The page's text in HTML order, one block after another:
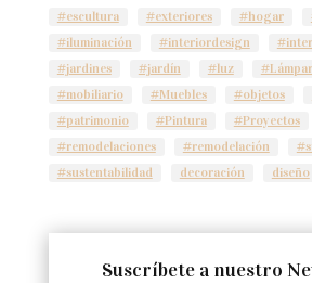
#escultura
#exteriores #hogar
#iluminación
#interiordesign
#jardines
#jardín #luz
#mobiliario
#Muebles #objetos
#patrimonio
#Pintura
#Proyectos
#remodelaciones
#remodelación
#sustentabilidad
decoración diseño
Suscríbete a nuestro